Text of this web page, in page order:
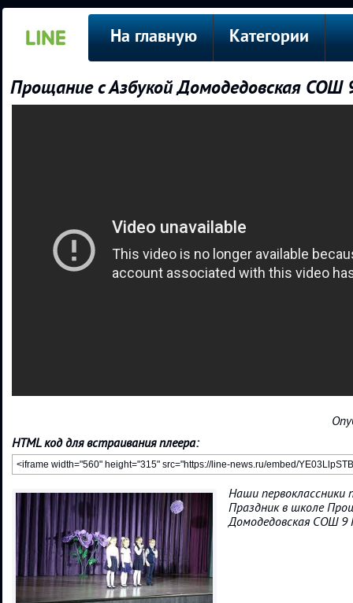
На главную Категории
Прощание с Азбукой Домодедовская СОШ
HTML код для встраивания плеера:
Наши первоклассники
Праздник в школе
Домодедовская СОШ 9